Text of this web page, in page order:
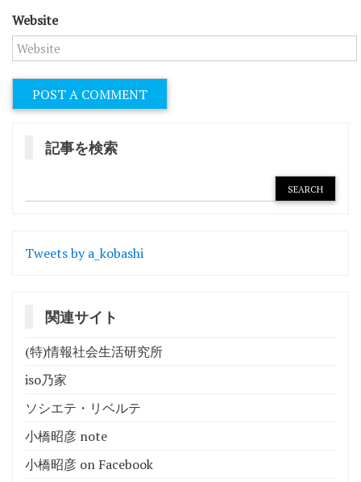
Website
記事を検索
Tweets by a_kobashi
関連サイト
(特)情報社会生活研究所
iso乃家
ソシエテ・リベルテ
小橋昭彦 note
小橋昭彦 on Facebook